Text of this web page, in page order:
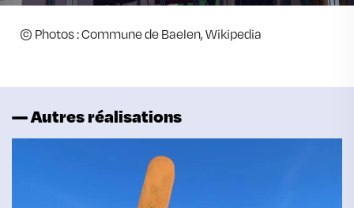
© Photos : Commune de Baelen, Wikipedia
— Autres réalisations